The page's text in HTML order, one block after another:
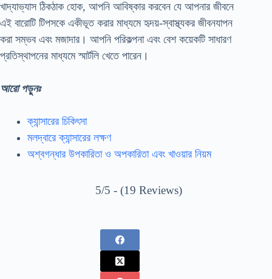
খাদ্যাভ্যাস ঠিকঠাক হোক, আপনি আবিষ্কার করবেন যে আপনার জীবনে
এই বারোটি টিপসকে একীভূত করার মাধ্যমে হৃদয়-স্বাস্থ্যকর জীবনযাপন
করা সম্ভব এবং মজাদার। আপনি পরিকল্পনা এবং বেশ কয়েকটি সাধারণ
প্রতিস্থাপনের মাধ্যমে স্মার্টলি খেতে পারেন।
আরো পড়ুনঃ
ক্যান্সারের চিকিৎসা
মলদ্বারে ক্যান্সারের লক্ষণ
অশ্বগন্ধার উপকারিতা ও অপকারিতা এবং খাওয়ার নিয়ম
5/5 - (19 Reviews)